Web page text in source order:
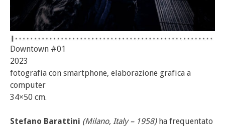
Downtown #01
2023
fotografia con smartphone, elaborazione grafica a
computer
34×50 cm.
Stefano Barattini (Milano, Italy – 1958)ha frequentato